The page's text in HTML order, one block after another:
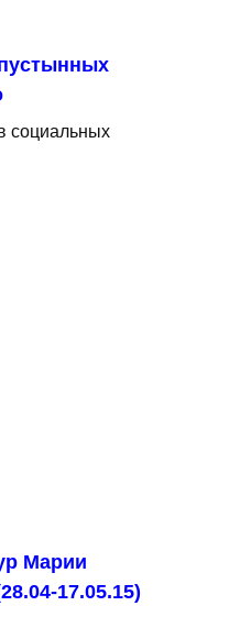
социальных
Марии
17.05.15)